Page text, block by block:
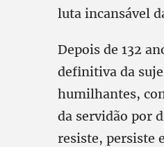
luta incansável
Depois de 132
definitiva da
humilhantes,
da servidão por
resiste, persiste